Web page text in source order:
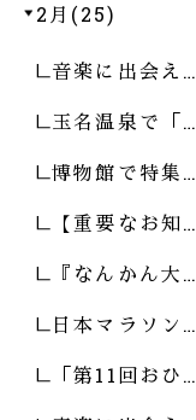
2月(25)
音楽に出会え…
玉名温泉で「…
博物館で特集…
【重要なお知…
『なんかん大…
日本マラソン…
「第11回おひ…